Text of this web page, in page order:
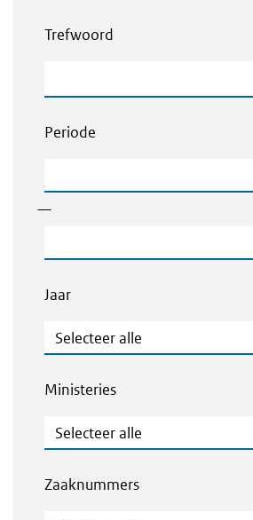
Trefwoord
Periode
—
Jaar
Jaar
Ministeries
Ministeries
Zaaknummers